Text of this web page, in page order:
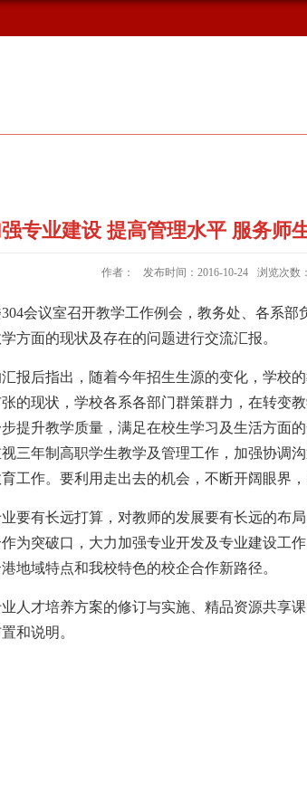
专业建设 提高管理水平 服务师
作者： 发布时间：2016-10-24 浏览次数：
304会议室召开教学工作例会，教务处、各系
方面的现状及存在的问题进行交流汇报。
报后指出，随着今年招生生源的变化，学校
的现状，学校各系各部门群策群力，在转变
提升教学质量，满足在校生学习及生活方面
三年制高职学生教学及管理工作，加强协调
工作。要利用走出去的机会，不断开阔眼界，
要有长远打算，对教师的发展要有长远的布
为突破口，大力加强专业开发及专业建设工
地域特点和我校特色的校企合作新路径。
人才培养方案的修订与实施、精品资源共享
和说明。